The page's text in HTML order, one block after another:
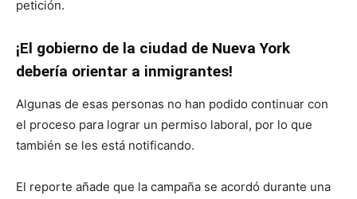
petición.
¡El gobierno de la ciudad de Nueva York
debería orientar a inmigrantes!
Algunas de esas personas no han podido continuar con
el proceso para lograr un permiso laboral, por lo que
también se les está notificando.
El reporte añade que la campaña se acordó durante una